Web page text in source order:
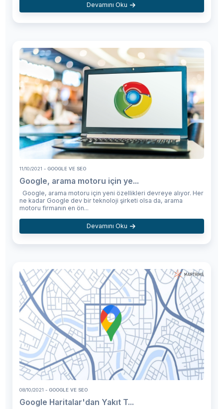
Devamını Oku
11/10/2021 - GOOGLE VE SEO
Google, arama motoru için ye...
Google, arama motoru için yeni özellikleri devreye alıyor. Her
ne kadar Google dev bir teknoloji şirketi olsa da, arama
motoru firmanın en ön...
Devamını Oku
08/10/2021 - GOOGLE VE SEO
Google Haritalar'dan Yakıt T...